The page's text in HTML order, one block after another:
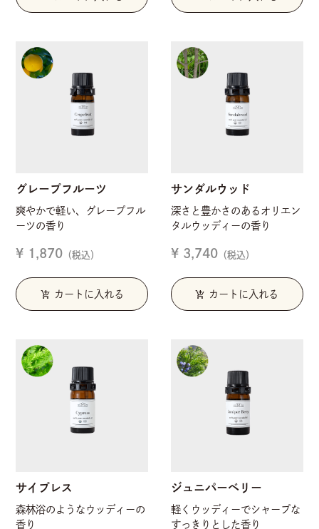
グレープフルーツ
爽やかで軽い、グレープフル
ーツの香り
¥ 1,870 （税込）
add_shopping_cart カートに入れる
サンダルウッド
深さと豊かさのあるオリエン
タルウッディーの香り
¥ 3,740 （税込）
add_shopping_cart カートに入れる
サイプレス
森林浴のようなウッディーの
香り
ジュニパーベリー
軽くウッディーでシャープな
すっきりとした香り